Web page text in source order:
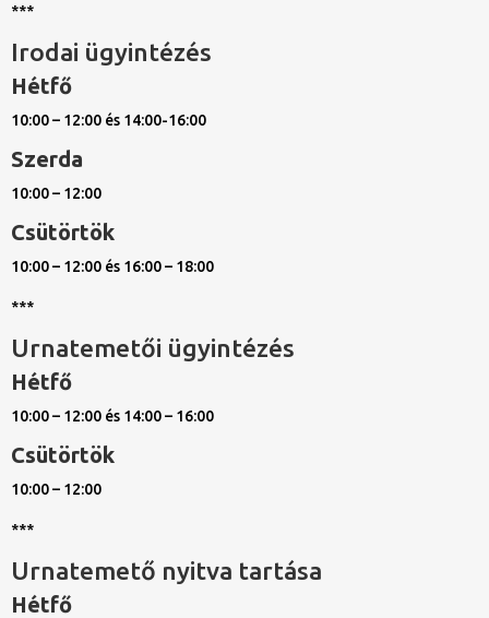
***
Irodai ügyintézés
Hétfő
10:00 – 12:00 és 14:00-16:00
Szerda
10:00 – 12:00
Csütörtök
10:00 – 12:00 és 16:00 – 18:00
***
Urnatemetői ügyintézés
Hétfő
10:00 – 12:00 és 14:00 – 16:00
Csütörtök
10:00 – 12:00
***
Urnatemető nyitva tartása
Hétfő